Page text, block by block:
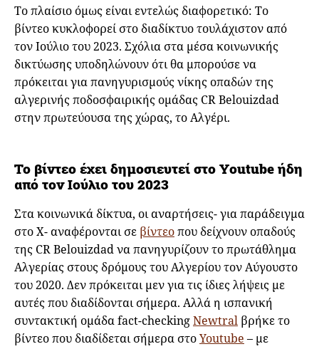
Το πλαίσιο όμως είναι εντελώς διαφορετικό: Το
βίντεο κυκλοφορεί στο διαδίκτυο τουλάχιστον από
τον Ιούλιο του 2023. Σχόλια στα μέσα κοινωνικής
δικτύωσης υποδηλώνουν ότι θα μπορούσε να
πρόκειται για πανηγυρισμούς νίκης οπαδών της
αλγερινής ποδοσφαιρικής ομάδας CR Belouizdad
στην πρωτεύουσα της χώρας, το Αλγέρι.
Το βίντεο έχει δημοσιευτεί στο Youtube ήδη
από τον Ιούλιο του 2023
Στα κοινωνικά δίκτυα, οι αναρτήσεις- για παράδειγμα
στο Χ- αναφέρονται σε βίντεοπου δείχνουν οπαδούς
της CR Belouizdad να πανηγυρίζουν το πρωτάθλημα
Αλγερίας στους δρόμους του Αλγερίου τον Αύγουστο
του 2020. Δεν πρόκειται μεν για τις ίδιες λήψεις με
αυτές που διαδίδονται σήμερα. Αλλά η ισπανική
συντακτική ομάδα fact-checkingNewtral βρήκε το
βίντεο που διαδίδεται σήμερα στοYoutube – με